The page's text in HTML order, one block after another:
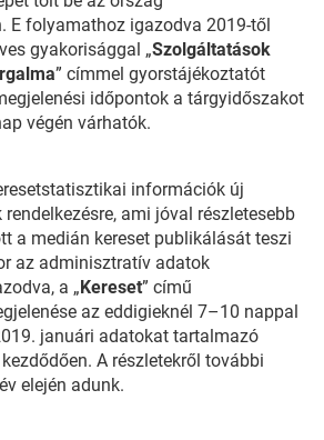
E folyamathoz igazodva 2019-től
gyakorisággal „Szolgáltatások
” címmel gyorstájékoztatót
időpontok a tárgyidőszakot
végén várhatók.
információk új
ami jóval részletesebb
a medián kereset publikálását teszi
az adminisztratív adatok
a „Kereset” című
az eddigieknél 7–10 nappal
januári adatokat tartalmazó
A részletekről további
elején adunk.